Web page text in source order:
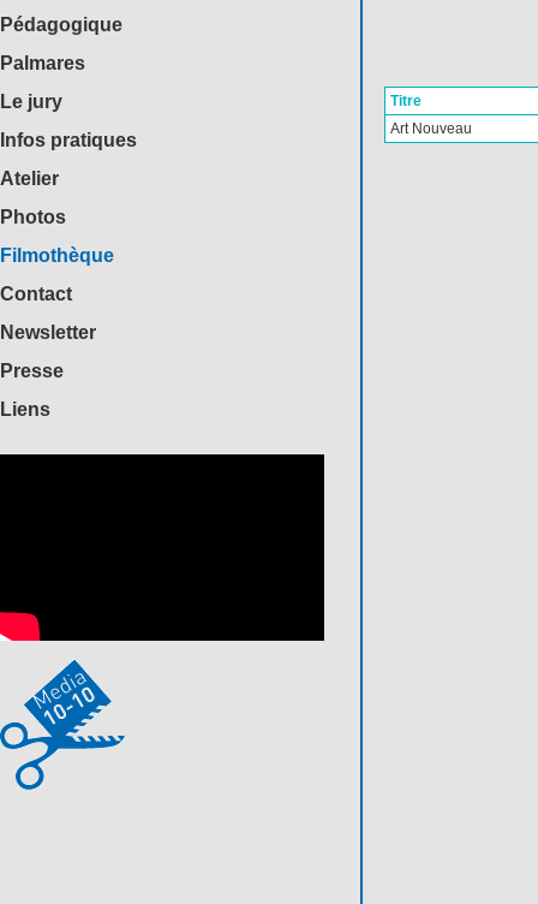
Pédagogique
Palmares
Le jury
Infos pratiques
Atelier
Photos
Filmothèque
Contact
Newsletter
Presse
Liens
Titre
Art Nouveau